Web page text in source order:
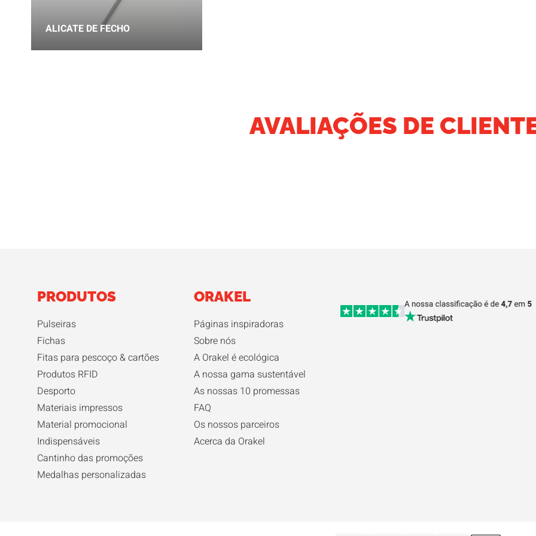
ALICATE DE FECHO
AVALIAÇÕES DE
PRODUTOS
Pulseiras
Fichas
Fitas para pescoço & cartões
Produtos RFID
Desporto
Materiais impressos
Material promocional
Indispensáveis
Cantinho das promoções
Medalhas personalizadas
ORAKEL
Páginas inspiradoras
Sobre nós
A Orakel é ecológica
A nossa gama sustentável
As nossas 10 promessas
FAQ
Os nossos parceiros
Acerca da Orakel